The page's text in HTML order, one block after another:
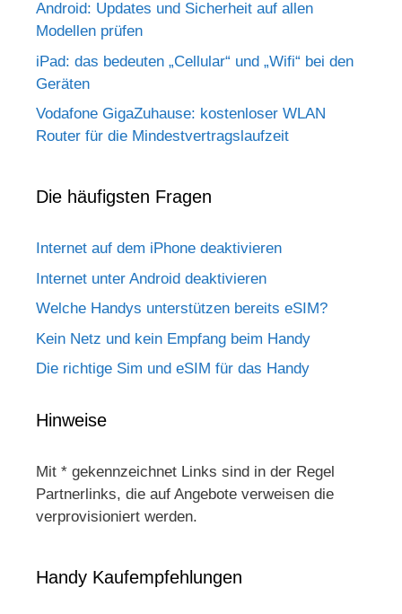
Android: Updates und Sicherheit auf allen
Modellen prüfen
iPad: das bedeuten „Cellular“ und „Wifi“ bei den
Geräten
Vodafone GigaZuhause: kostenloser WLAN
Router für die Mindestvertragslaufzeit
Die häufigsten Fragen
Internet auf dem iPhone deaktivieren
Internet unter Android deaktivieren
Welche Handys unterstützen bereits eSIM?
Kein Netz und kein Empfang beim Handy
Die richtige Sim und eSIM für das Handy
Hinweise
Mit * gekennzeichnet Links sind in der Regel
Partnerlinks, die auf Angebote verweisen die
verprovisioniert werden.
Handy Kaufempfehlungen